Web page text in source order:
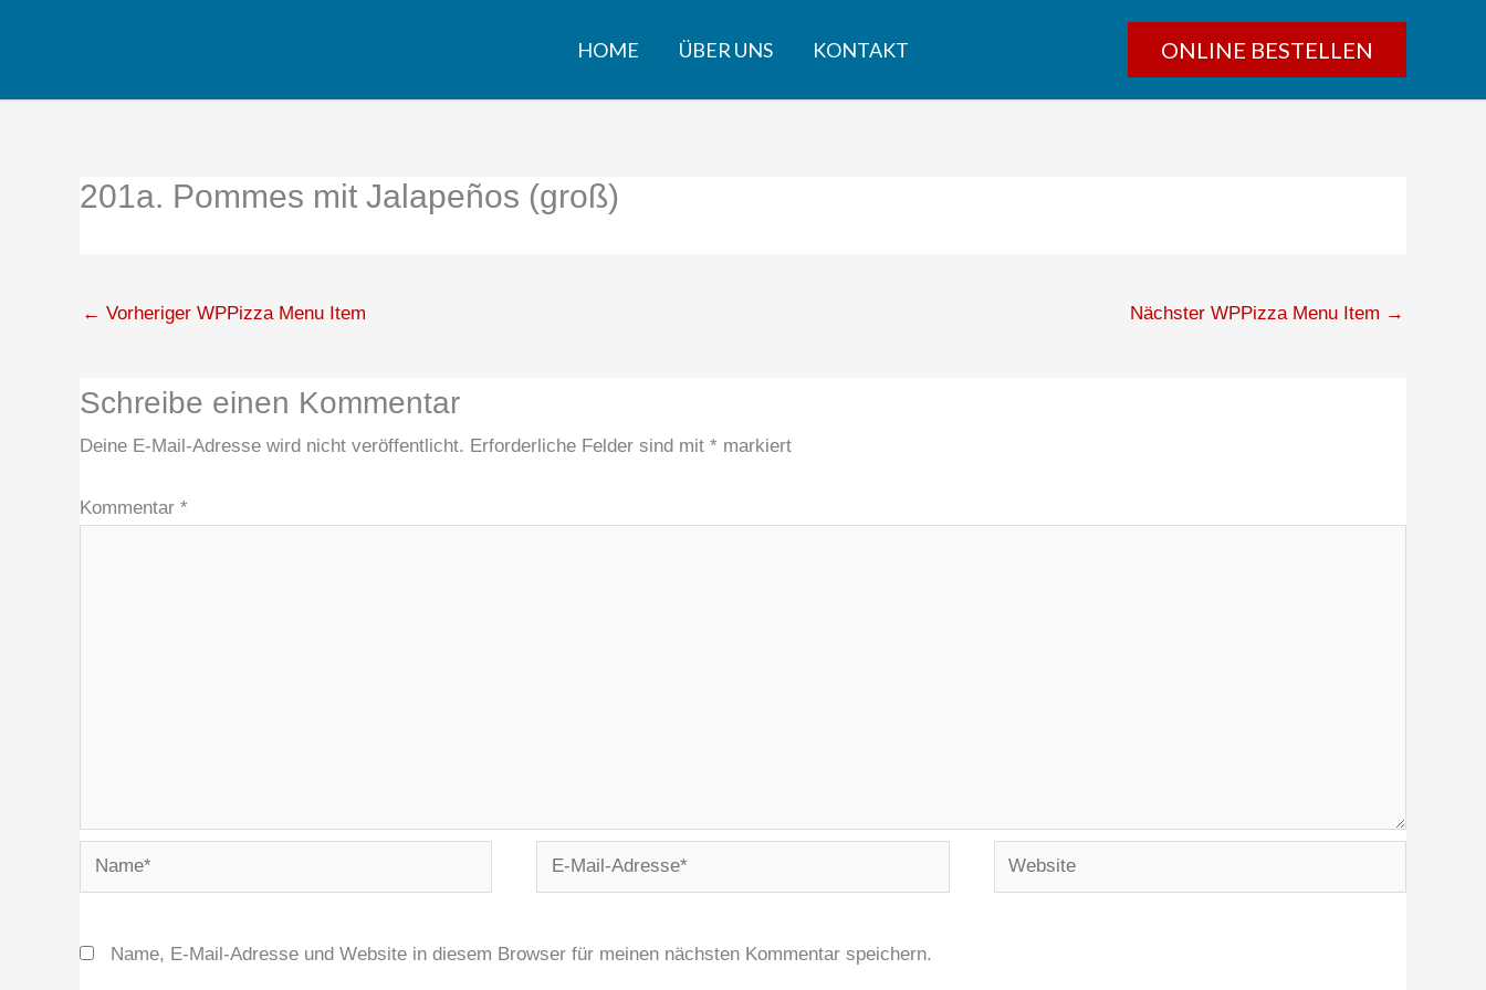
HOME ÜBER UNS KONTAKT ONLINE BESTELLEN
201a. Pommes mit Jalapeños (groß)
← Vorheriger WPPizza Menu Item Nächster WPPizza Menu Item →
Schreibe einen Kommentar
Deine E-Mail-Adresse wird nicht veröffentlicht. Erforderliche Felder sind mit * markiert
Kommentar *
Name*
E-
Mail-
Website
Name, E-Mail-Adresse und Website in diesem Browser für meinen nächsten Kommentar speichern.